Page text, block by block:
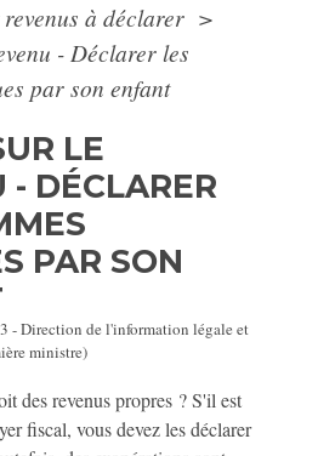
à déclarer >
- Déclarer les
par son enfant
LE
- DÉCLARER
PAR SON
- Direction de l'information légale et
ministre)
des revenus propres ? S'il est
fiscal, vous devez les déclarer